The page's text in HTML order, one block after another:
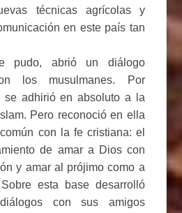
técnicas agrícolas y
en este país tan
pudo, abrió un diálogo
los musulmanes. Por
se adhirió en absoluto a la
Pero reconoció en ella
con la fe cristiana: el
de amar a Dios con
y amar al prójimo como a
esta base desarrolló
con sus amigos